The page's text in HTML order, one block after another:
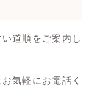
道順をご案内し
気軽にお電話く